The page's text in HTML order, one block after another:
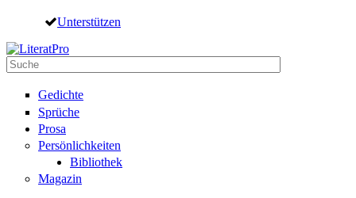
Direkt zum Inhalt
Unterstützen
Suche
Gedichte
Sprüche
Prosa
Persönlichkeiten
Bibliothek
Magazin